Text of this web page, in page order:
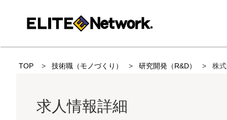
TOP 技術職（モノづくり） 研究開発（R&D） 株
求人情報詳細